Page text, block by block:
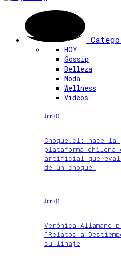
HOY
Gossip
Belleza
Moda
Wellness
Videos
Jun 01
Choque.cl: nace la
plataforma
artificial que
de un choque
Jun 01
Verónica Allamand
“Relatos a
su linaje